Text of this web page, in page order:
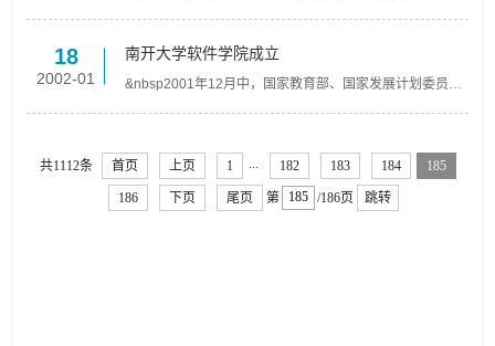
育与技术...
18
2002-01
南开大学软件学院成立
&nbsp2001年12月中，国家教育部、国家发展计划委员会
共1112条
首页 上页 1 ... 182 183 184 185
186 下页 尾页 第 /186页 跳转